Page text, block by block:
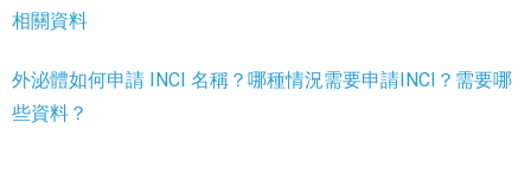
相關資料
外泌體如何申請 INCI 名稱？哪種情況需要申請INCI？需要哪
些資料？